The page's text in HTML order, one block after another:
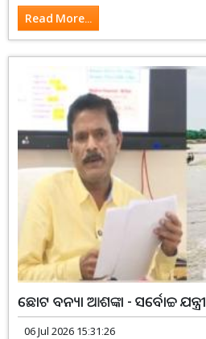
Read More...
ଛୋଟ ବନ୍ୟା ଆଶଙ୍କା - ସର୍ବୋଚ୍ଚ ଯନ୍ତ୍ରୀ
06 Jul 2026 15:31:26